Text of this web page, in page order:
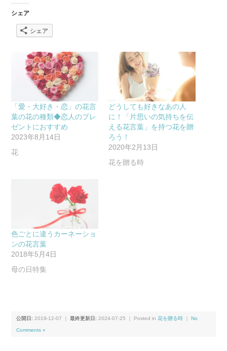
シェア
シェア
「愛・大好き・恋」の花言
葉の花の種類◆恋人のプレ
ゼントにおすすめ
2023年8月14日
花
どうしても好きなあの人
に！「片思いの気持ちを伝
える花言葉」を持つ花を贈
ろう！
2020年2月13日
花を贈る時
色ごとに違うカーネーショ
ンの花言葉
2018年5月4日
母の日特集
公開日:2019-12-07 ｜最終更新日:2024-07-25 ｜ Posted in花を贈る時 ｜No
Comments »